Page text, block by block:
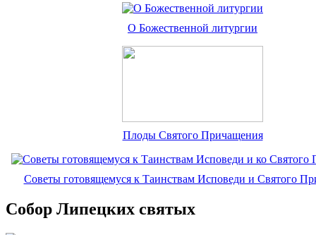
О Божественной литургии
Плоды Святого Причащения
Советы готовящемуся к Таинствам Исповеди и Святого
Собор Липецких святых